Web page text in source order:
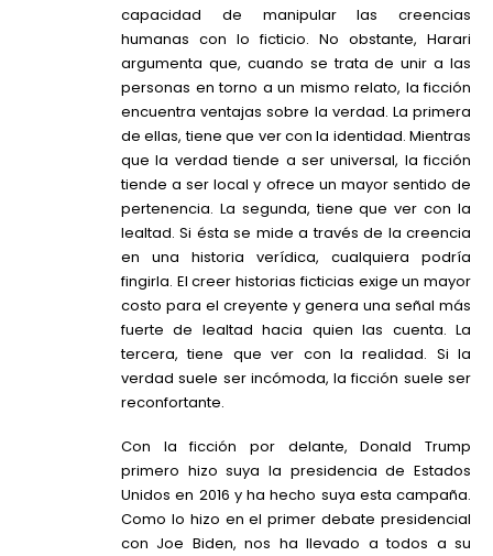
capacidad de manipular las creencias
humanas con lo ficticio. No obstante, Harari
argumenta que, cuando se trata de unir a las
personas en torno a un mismo relato, la ficción
encuentra ventajas sobre la verdad. La primera
de ellas, tiene que ver con la identidad. Mientras
que la verdad tiende a ser universal, la ficción
tiende a ser local y ofrece un mayor sentido de
pertenencia. La segunda, tiene que ver con la
lealtad. Si ésta se mide a través de la creencia
en una historia verídica, cualquiera podría
fingirla. El creer historias ficticias exige un mayor
costo para el creyente y genera una señal más
fuerte de lealtad hacia quien las cuenta. La
tercera, tiene que ver con la realidad. Si la
verdad suele ser incómoda, la ficción suele ser
reconfortante.
Con la ficción por delante, Donald Trump
primero hizo suya la presidencia de Estados
Unidos en 2016 y ha hecho suya esta campaña.
Como lo hizo en el primer debate presidencial
con Joe Biden, nos ha llevado a todos a su